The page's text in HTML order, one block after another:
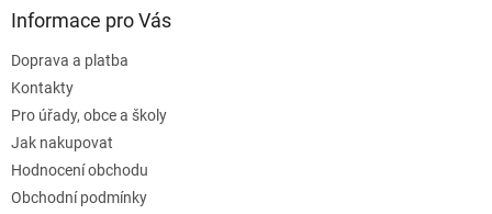
Informace pro Vás
Doprava a platba
Kontakty
Pro úřady, obce a školy
Jak nakupovat
Hodnocení obchodu
Obchodní podmínky